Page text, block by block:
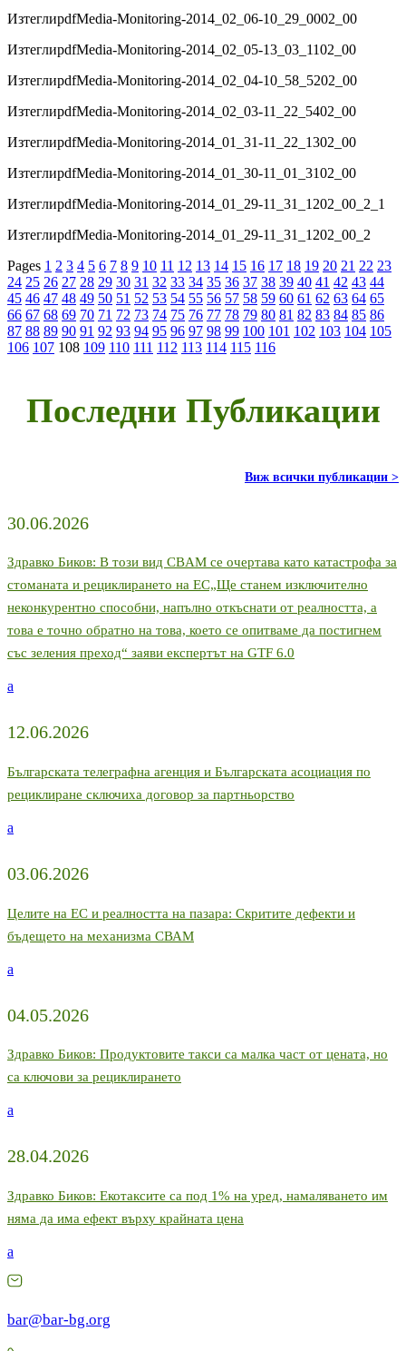
ИзтеглиpdfMedia-Monitoring-2014_02_06-10_29_0002_00
ИзтеглиpdfMedia-Monitoring-2014_02_05-13_03_1102_00
ИзтеглиpdfMedia-Monitoring-2014_02_04-10_58_5202_00
ИзтеглиpdfMedia-Monitoring-2014_02_03-11_22_5402_00
ИзтеглиpdfMedia-Monitoring-2014_01_31-11_22_1302_00
ИзтеглиpdfMedia-Monitoring-2014_01_30-11_01_3102_00
ИзтеглиpdfMedia-Monitoring-2014_01_29-11_31_1202_00_2_1
ИзтеглиpdfMedia-Monitoring-2014_01_29-11_31_1202_00_2
Pages 1 2 3 4 5 6 7 8 9 10 11 12 13 14 15 16 17 18 19 20 21 22 23
24 25 26 27 28 29 30 31 32 33 34 35 36 37 38 39 40 41 42 43 44
45 46 47 48 49 50 51 52 53 54 55 56 57 58 59 60 61 62 63 64 65
66 67 68 69 70 71 72 73 74 75 76 77 78 79 80 81 82 83 84 85 86
87 88 89 90 91 92 93 94 95 96 97 98 99 100 101 102 103 104 105
106 107 108 109 110 111 112 113 114 115 116
Последни Публикации
Виж всички публикации >
30.06.2026
Здравко Биков: В този вид CBAM се очертава като катастрофа за
стоманата и рециклирането на ЕС„Ще станем изключително
неконкурентно способни, напълно откъснати от реалността, а
това е точно обратно на това, което се опитваме да постигнем
със зеления преход“ заяви експертът на GTF 6.0
a
12.06.2026
Българската телеграфна агенция и Българската асоциация по
рециклиране сключиха договор за партньорство
a
03.06.2026
Целите на ЕС и реалността на пазара: Скритите дефекти и
бъдещето на механизма СВАМ
a
04.05.2026
Здравко Биков: Продуктовите такси са малка част от цената, но
са ключови за рециклирането
a
28.04.2026
Здравко Биков: Екотаксите са под 1% на уред, намаляването им
няма да има ефект върху крайната цена
a
bar@bar-bg.org